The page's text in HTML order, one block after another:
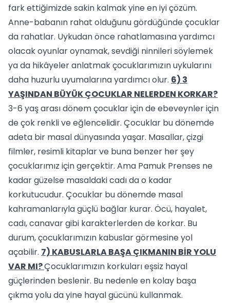
fark ettiğimizde sakin kalmak yine en iyi çözüm.
Anne-babanın rahat olduğunu gördüğünde çocuklar
da rahatlar. Uykudan önce rahatlamasına yardımcı
olacak oyunlar oynamak, sevdiği ninnileri söylemek
ya da hikâyeler anlatmak çocuklarımızın uykularını
daha huzurlu uyumalarına yardımcı olur. 6) 3
YAŞINDAN BÜYÜK ÇOCUKLAR NELERDEN KORKAR?
3-6 yaş arası dönem çocuklar için de ebeveynler için
de çok renkli ve eğlencelidir. Çocuklar bu dönemde
adeta bir masal dünyasında yaşar. Masallar, çizgi
filmler, resimli kitaplar ve buna benzer her şey
çocuklarımız için gerçektir. Ama Pamuk Prenses ne
kadar güzelse masaldaki cadı da o kadar
korkutucudur. Çocuklar bu dönemde masal
kahramanlarıyla güçlü bağlar kurar. Öcü, hayalet,
cadı, canavar gibi karakterlerden de korkar. Bu
durum, çocuklarımızın kabuslar görmesine yol
açabilir. 7) KABUSLARLA BAŞA ÇIKMANIN BİR YOLU
VAR MI?Çocuklarımızın korkuları eşsiz hayal
güçlerinden beslenir. Bu nedenle en kolay başa
çıkma yolu da yine hayal gücünü kullanmak.